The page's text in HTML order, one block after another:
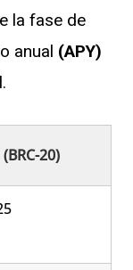
la fase de
anual (APY)
20)